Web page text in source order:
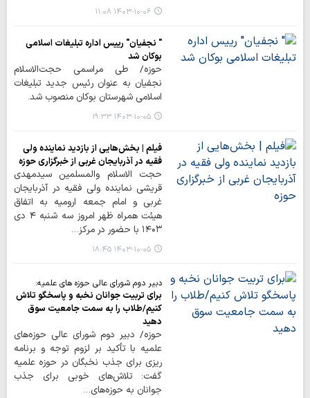
۱۴۰۳-۱۰-۰۶ ۱۱:۰۸
" نجفیان" رییس اداره تبلیغات اسلامی
بوکان شد
حوزه/ طی مراسمی حجت‌الاسلام
نجفیان به عنوان رئیس جدید تبلیغات
اسلامی شهرستان بوکان منصوب شد.
۱۴۰۳-۱۰-۰۵ ۱۹:۳۳
فیلم | بخش‌هایی از بازدید نماینده ولی
فقیه در آذربایجان غربی از خبرگزاری حوزه
حجت الاسلام والمسلمین سیدمهدی
قریشی نماینده ولی فقیه در آذربایجان
غربی و امام جمعه ارومیه به اتفاق
هیئت همراه ظهر امروز سه شنبه ۴ دی
۱۴۰۳ با حضور در مرکز…
۱۴۰۳-۱۰-۰۵ ۱۸:۴۵
دبیر دوم شورای عالی حوزه های علمیه:
برای تربیت جوانان نخبه‌ و پاسخگو تلاش
کنیم/طلاب را به سمت جامعیت سوق
دهید
حوزه/ دبیر دوم شورای عالی حوزه‌های
علمیه با تأکید بر لزوم توجه و برنامه
ریزی برای جذب نخبگان در حوزه علمیه
گفت: تلاش‌های خوبی برای جذب
جوانان به حوزه‌های…